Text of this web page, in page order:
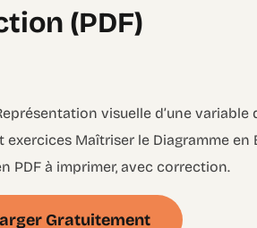
(PDF)
visuelle d’une
exercices Maîtriser le Diagramme en
PDF à imprimer, avec correction.
Gratuitement